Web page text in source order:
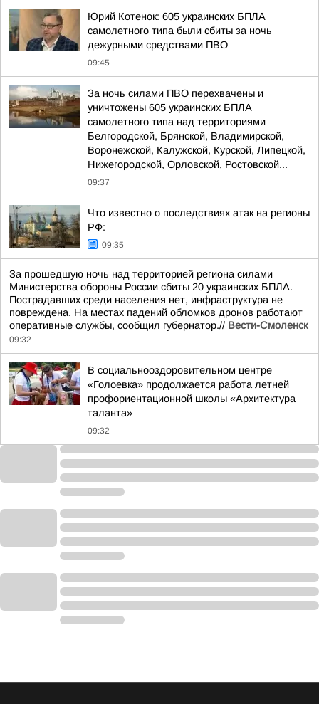
Юрий Котенок: 605 украинских БПЛА
самолетного типа были сбиты за ночь
дежурными средствами ПВО
09:45
За ночь силами ПВО перехвачены и
уничтожены 605 украинских БПЛА
самолетного типа над территориями
Белгородской, Брянской, Владимирской,
Воронежской, Калужской, Курской, Липецкой,
Нижегородской, Орловской, Ростовской...
09:37
Что известно о последствиях атак на регионы
РФ:
09:35
За прошедшую ночь над территорией региона силами
Министерства обороны России сбиты 20 украинских БПЛА.
Пострадавших среди населения нет, инфраструктура не
повреждена. На местах падений обломков дронов работают
оперативные службы, сообщил губернатор.// Вести-Смоленск
09:32
В социальнооздоровительном центре
«Голоевка» продолжается работа летней
профориентационной школы «Архитектура
таланта»
09:32